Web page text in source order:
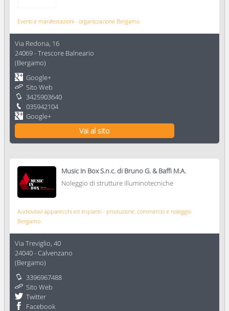
Eventi e manifestazioni - organizzazione Bergamo
Via Redona, 16
24069-Trescore Balneario
(Bergamo)
Google+
Sito Web
3425903640
035942104
Google+
Vai al sito
Music In Box S.n.c. di Bruno G. & Baffi M.A.
Noleggio di strutture illuminotecniche
Audiovisivi apparecchi ed impianti - produzione, commercio e noleggio
Bergamo
Via Treviglio, 40
24040-Calvenzano
(Bergamo)
3396967488
Sito Web
Twitter
Facebook